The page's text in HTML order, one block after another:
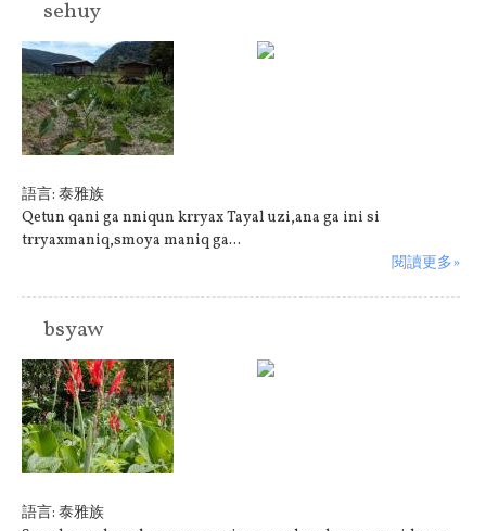
sehuy
原住民族:泰雅族
語言: 泰雅族
Qetun qani ga nniqun krryax Tayal uzi,ana ga ini si
trryaxmaniq,smoya maniq ga...
閱讀更多»
bsyaw
原住民族:泰雅族
語言: 泰雅族